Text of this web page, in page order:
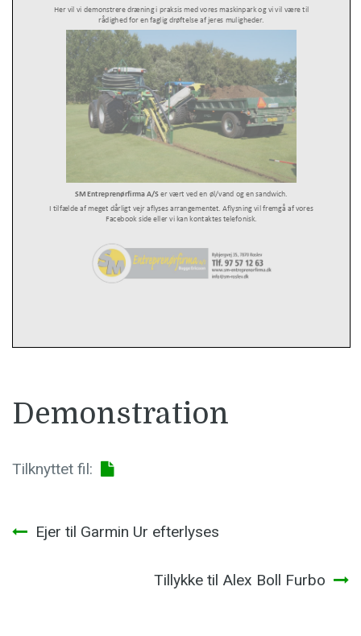
Demonstration
Tilknyttet fil:
Indlægsnavigation
Ejer til Garmin Ur efterlyses
Tillykke til Alex Boll Furbo